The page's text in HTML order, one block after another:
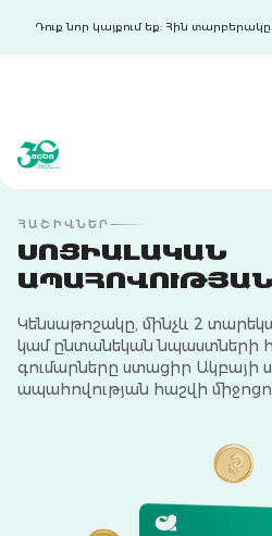
Դուք նոր կայքում եք: Հին
ՀԱՇԻՎՆԵՐ
ՍՈՑԻԱԼԱԿԱՆ
Կենսաթոշակը, մինչև 2
կամ ընտանեկան նպաստների
գումարները ստացիր Ակբայի
ապահովության հաշվի